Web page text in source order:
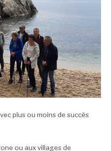
plus ou moins de succès
ou aux villages de